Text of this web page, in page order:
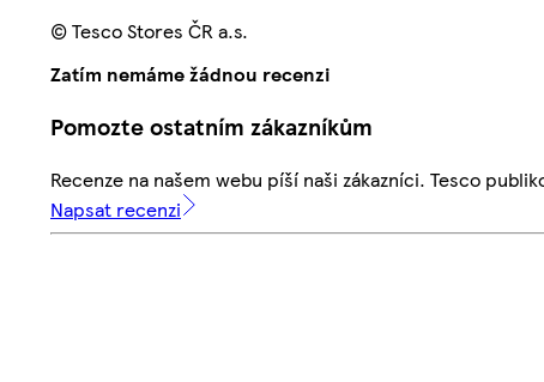
© Tesco Stores ČR a.s.
Zatím nemáme žádnou recenzi
Pomozte ostatním zákazníkům
Recenze na našem webu píší naši zákazníci. Tesco
Napsat recenzi